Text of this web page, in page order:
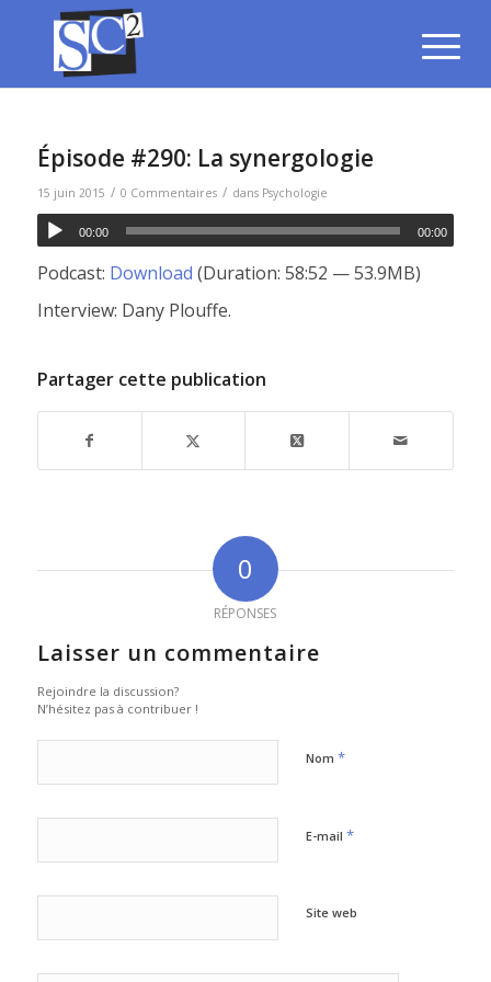
Épisode #290: La synergologie
15 juin 2015 / 0 Commentaires / dans Psychologie
00:00 00:00
Podcast: Download (Duration: 58:52 — 53.9MB)
Interview: Dany Plouffe.
Partager cette publication
0
RÉPONSES
Laisser un commentaire
Rejoindre la discussion?
N’hésitez pas à contribuer !
Nom *
E-mail *
Site web